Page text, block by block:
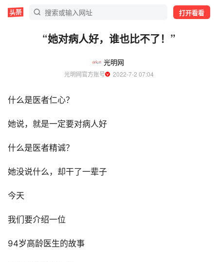
打开看看
“她对病人好，谁也比不了！”
光明网
光明网官方账号
  2022-7-2 07:04
什么是医者仁心？
她说，就是一定要对病人好
什么是医者精诚？
她没说什么，却干了一辈子
今天
我们要介绍一位
94岁高龄医生的故事